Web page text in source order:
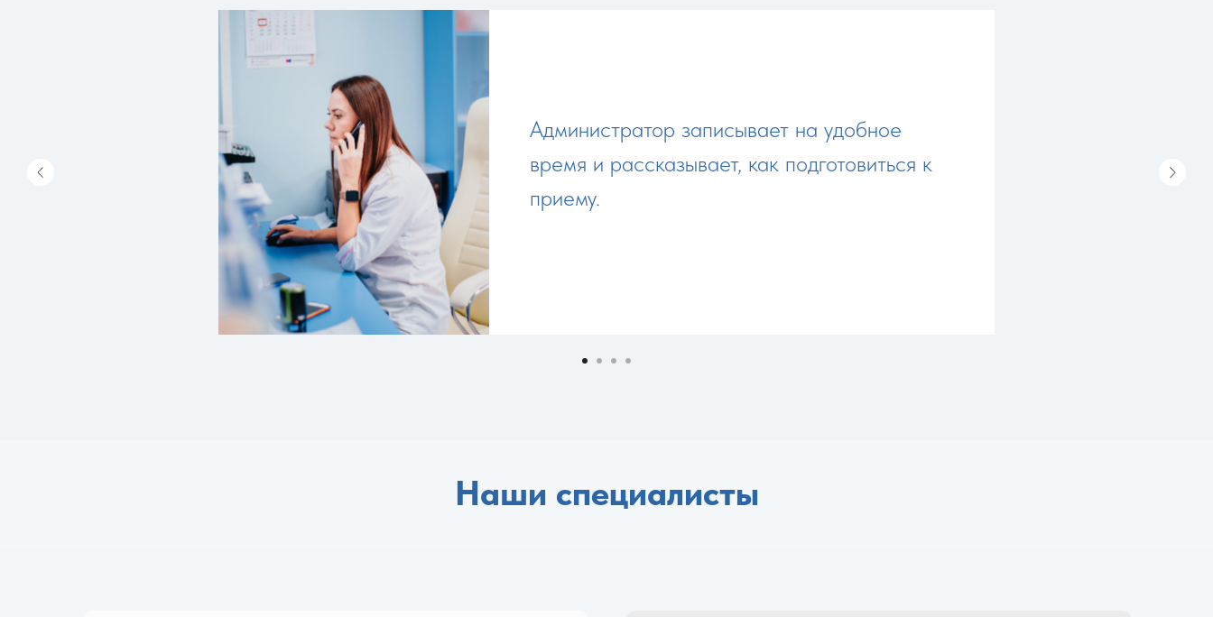
Администратор записывает на удобное
время и рассказывает, как подготовиться к
приему.
Наши специалисты